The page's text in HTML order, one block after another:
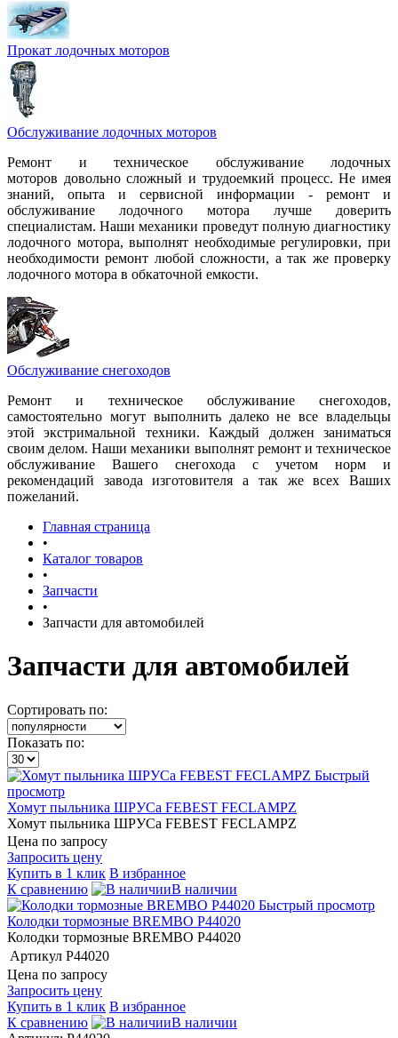
Прокат лодочных моторов
Обслуживание лодочных моторов
Ремонт и техническое обслуживание лодочных
моторов довольно сложный и трудоемкий процесс. Не имея
знаний, опыта и сервисной информации - ремонт и
обслуживание лодочного мотора лучше доверить
специалистам. Наши механики проведут полную диагностику
лодочного мотора, выполнят необходимые регулировки, при
необходимости ремонт любой сложности, а так же проверку
лодочного мотора в обкаточной емкости.
Обслуживание снегоходов
Ремонт и техническое обслуживание снегоходов,
самостоятельно могут выполнить далеко не все владельцы
этой экстримальной техники. Каждый должен заниматься
своим делом. Наши механики выполнят ремонт и техническое
обслуживание Вашего снегохода с учетом норм и
рекомендаций завода изготовителя а так же всех Ваших
пожеланий.
Главная страница
•
Каталог товаров
•
Запчасти
•
Запчасти для автомобилей
Запчасти для автомобилей
Сортировать по:
Показать по:
Быстрый
просмотр
Хомут пыльника ШРУСа FEBEST FECLAMPZ
Хомут пыльника ШРУСа FEBEST FECLAMPZ
Цена по запросу
Запросить цену
Купить в 1 клик В избранное
К сравнению
В наличии
Быстрый просмотр
Колодки тормозные BREMBO P44020
Колодки тормозные BREMBO P44020
Артикул P44020
Цена по запросу
Запросить цену
Купить в 1 клик В избранное
К сравнению
В наличии